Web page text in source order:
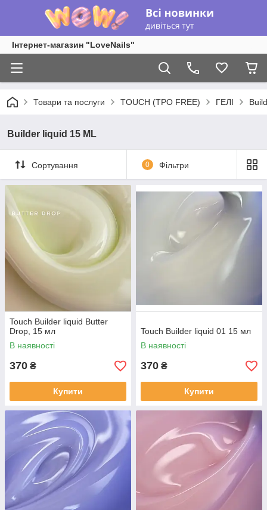
Інтернет-магазин "LoveNails"
Товари та послуги TOUCH (TPO FREE) ГЕЛІ
Builder liquid 15 ML
Сортування 0 Фільтри
Touch Builder liquid Butter
Drop, 15 мл
В наявності
370 ₴
Купити
Touch Builder liquid 01 15 мл
В наявності
370 ₴
Купити